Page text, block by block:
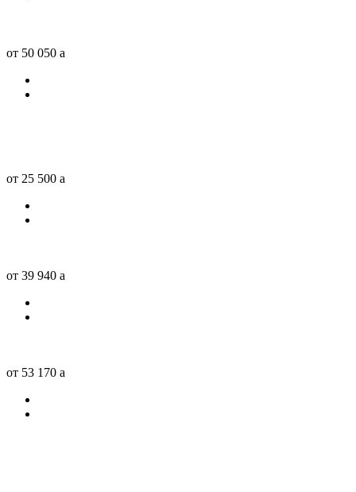
от 50 050 a
от 25 500 a
от 39 940 a
от 53 170 a